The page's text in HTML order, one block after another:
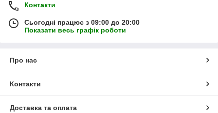
Контакти
Сьогодні працює з 09:00 до 20:00
Показати весь графік роботи
Про нас
Контакти
Доставка та оплата